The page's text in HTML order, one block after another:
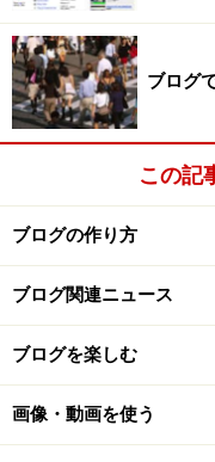
ブログ
この記
ブログの作り方
ブログ関連ニュース
ブログを楽しむ
画像・動画を使う